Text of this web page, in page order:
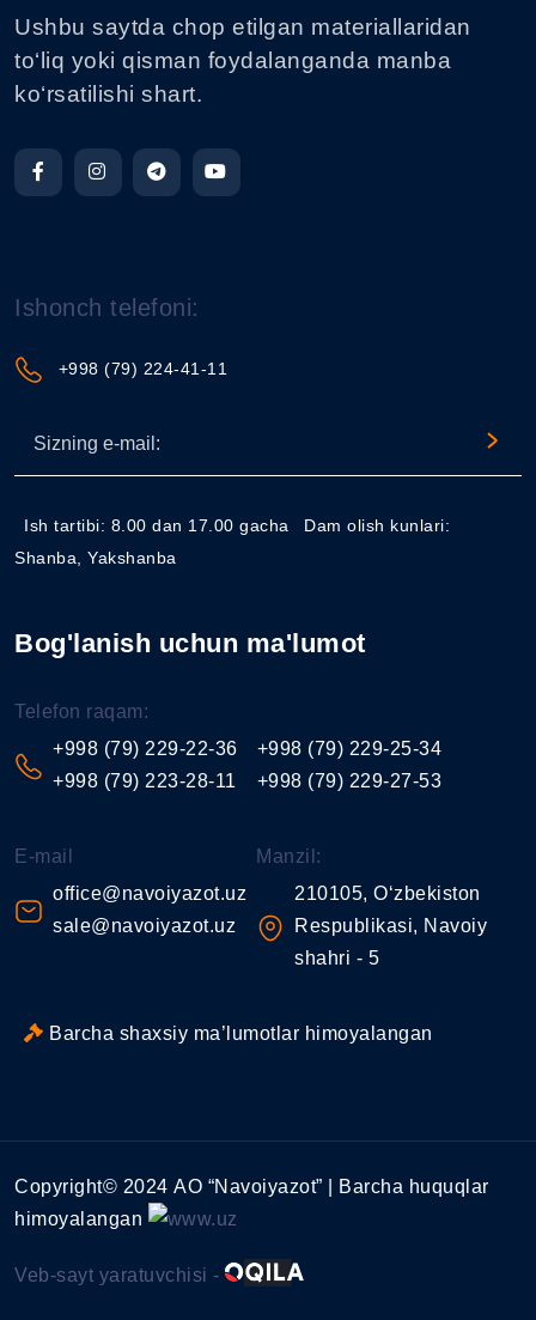
Ushbu saytda chop etilgan materiallaridan
to‘liq yoki qisman foydalanganda manba
ko‘rsatilishi shart.
Ishonch telefoni:
+998 (79) 224-41-11
Ish tartibi: 8.00 dan 17.00 gacha
Dam olish kunlari:
Shanba, Yakshanba
Bog'lanish uchun ma'lumot
Telefon raqam:
+998 (79) 229-22-36
+998 (79) 223-28-11
+998 (79) 229-25-34
+998 (79) 229-27-53
E-mail
office@navoiyazot.uz
sale@navoiyazot.uz
Manzil:
210105, O‘zbekiston
Respublikasi, Navoiy
shahri - 5
Barcha shaxsiy ma’lumotlar himoyalangan
Copyright© 2024 АО “Navoiyazot” | Barcha huquqlar
himoyalangan
Veb-sayt yaratuvchisi -